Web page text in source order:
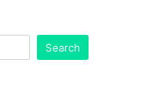
Search